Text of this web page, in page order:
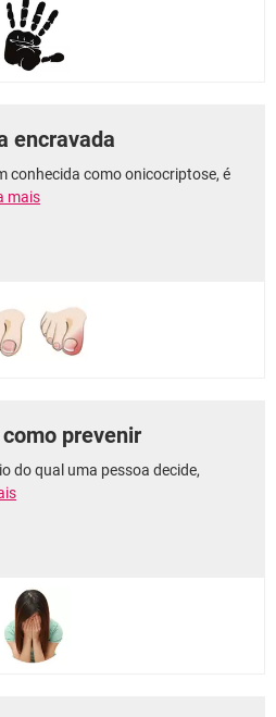
encravada
conhecida como onicocriptose, é
mais
prevenir
do qual uma pessoa decide,